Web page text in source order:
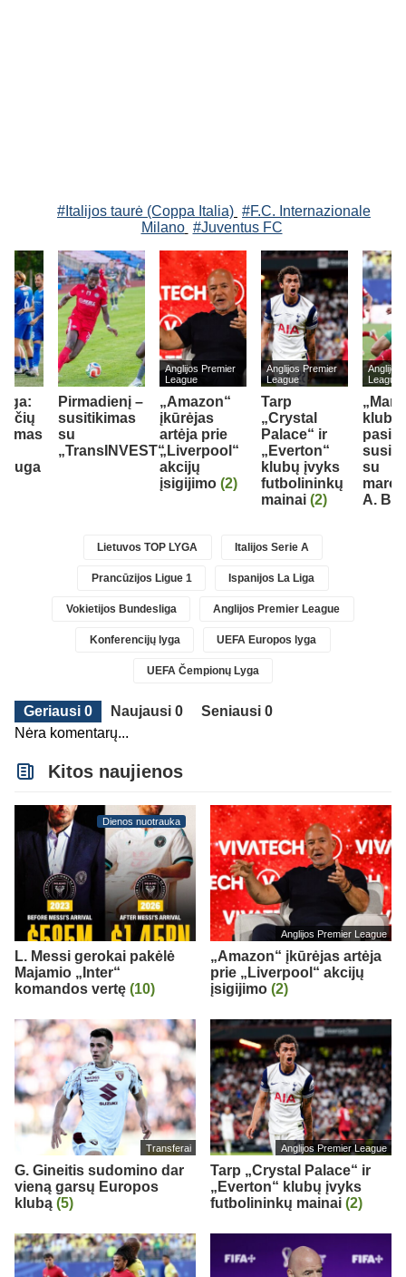
#Italijos taurė (Coppa Italia) #F.C. Internazionale
Milano #Juventus FC
auga
Pirmadienį –
susitikimas
su
„TransINVEST“
Anglijos Premier
League
„Amazon“
įkūrėjas
artėja prie
„Liverpool“
akcijų
įsigijimo (2)
Anglijos Premier
League
Tarp
„Crystal
Palace“ ir
„Everton“
klubų įvyks
futbolininkų
mainai (2)
Anglijos
League
„Man
su
A.
Lietuvos TOP LYGA Italijos Serie A
Prancūzijos Ligue 1 Ispanijos La Liga
Vokietijos Bundesliga Anglijos Premier League
Konferencijų lyga UEFA Europos lyga
UEFA Čempionų Lyga
Geriausi 0 Naujausi 0
Seniausi 0
Nėra komentarų...
Kitos naujienos
Dienos nuotrauka
L. Messi gerokai pakėlė
Majamio „Inter“
komandos vertę (10)
Anglijos Premier League
„Amazon“ įkūrėjas artėja
prie „Liverpool“ akcijų
įsigijimo (2)
Transferai
G. Gineitis sudomino dar
vieną garsų Europos
klubą (5)
Anglijos Premier League
Tarp „Crystal Palace“ ir
„Everton“ klubų įvyks
futbolininkų mainai (2)